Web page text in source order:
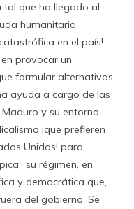
tal que ha llegado al
humanitaria,
en el país!
provocar un
formular alternativas
ayuda a cargo de las
y su entorno
¡que prefieren
Unidos! para
su régimen, en
y democrática que,
del gobierno. Se